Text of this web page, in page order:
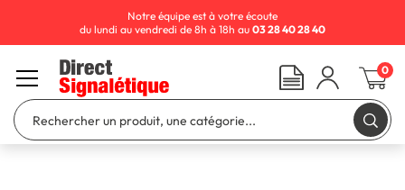
Notre équipe est à votre écoute
du lundi au vendredi de 8h à 18h au 03 28 40 28 40
0